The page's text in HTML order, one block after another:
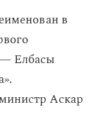
в
— Елбасы
Аскар